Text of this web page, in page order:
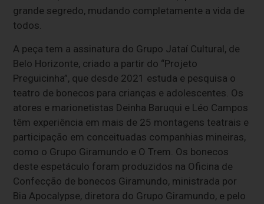
grande segredo, mudando completamente a vida de
todos.
A peça tem a assinatura do Grupo Jataí Cultural, de
Belo Horizonte, criado a partir do “Projeto
Preguicinha”, que desde 2021 estuda e pesquisa o
teatro de bonecos para crianças e adolescentes. Os
atores e marionetistas Deinha Baruqui e Léo Campos
têm experiência em mais de 25 montagens teatrais e
participação em conceituadas companhias mineiras,
como o Grupo Giramundo e O Trem. Os bonecos
deste espetáculo foram produzidos na Oficina de
Confecção de bonecos Giramundo, ministrada por
Bia Apocalypse, diretora do Grupo Giramundo, e pelo